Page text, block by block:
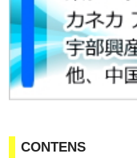
CONTENS